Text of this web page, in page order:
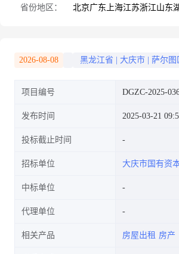
公告交易公
省份地区： 北京广东 上海江苏浙江山东
2026-08-08 黑龙江省 大庆市 萨尔图
项目编号 DGZC-2025-
发布时间 2025-03-21
投标截止时间
招标单位 大庆市国有资
中标单位
代理单位
相关产品 房屋出租 房产